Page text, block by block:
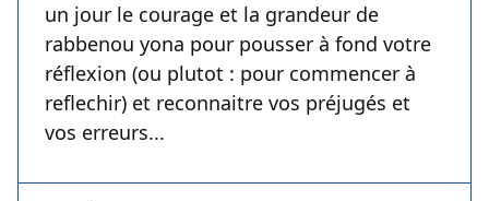
un jour le courage et la grandeur de
rabbenou yona pour pousser à fond votre
réflexion (ou plutot : pour commencer à
reflechir) et reconnaitre vos préjugés et
vos erreurs...